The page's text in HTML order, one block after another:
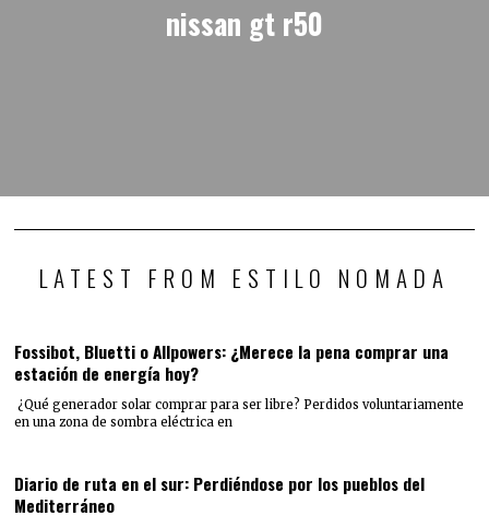
nissan gt r50
LATEST FROM ESTILO NOMADA
Fossibot, Bluetti o Allpowers: ¿Merece la pena comprar una
estación de energía hoy?
¿Qué generador solar comprar para ser libre? Perdidos voluntariamente
en una zona de sombra eléctrica en
Diario de ruta en el sur: Perdiéndose por los pueblos del
Mediterráneo